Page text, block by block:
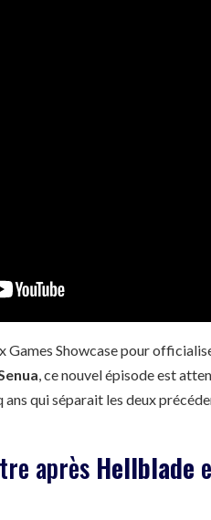
Showcase pour
, ce nouvel épisode est
qui séparait les deux
après Hellblade